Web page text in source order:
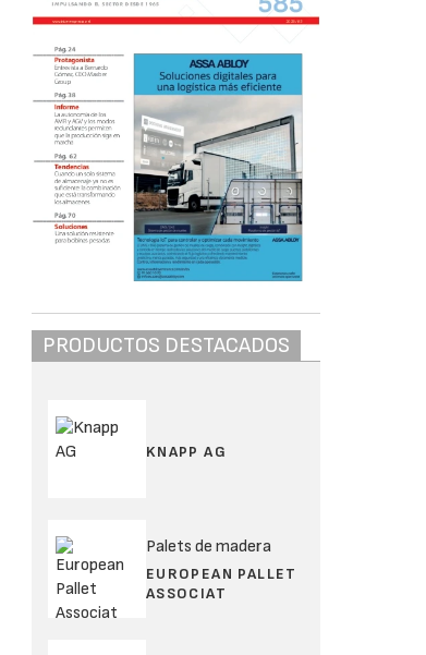
PRODUCTOS DESTACADOS
KNAPP AG
Palets de madera
EUROPEAN PALLET
ASSOCIAT